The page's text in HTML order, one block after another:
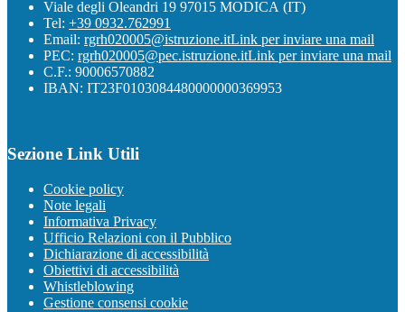
Viale degli Oleandri 19 97015 MODICA (IT)
Tel: +39 0932.762991
Email: rgrh020005@istruzione.itLink per inviare una mail
PEC: rgrh020005@pec.istruzione.itLink per inviare una mail
C.F.: 90006570882
IBAN: IT23F0103084480000000369953
Sezione Link Utili
Cookie policy
Note legali
Informativa Privacy
Ufficio Relazioni con il Pubblico
Dichiarazione di accessibilità
Obiettivi di accessibilità
Whistleblowing
Gestione consensi cookie